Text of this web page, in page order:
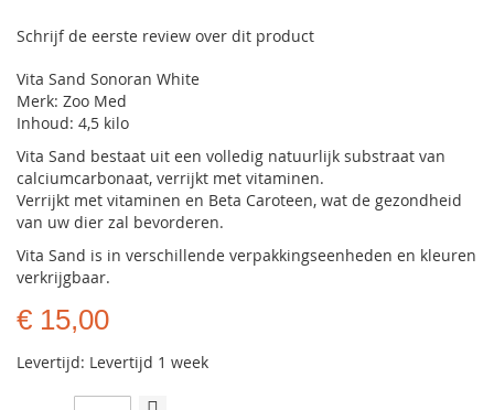
gallerij
Schrijf de eerste review over dit product
Vita Sand Sonoran White
Merk: Zoo Med
Inhoud: 4,5 kilo
Vita Sand bestaat uit een volledig natuurlijk substraat van
calciumcarbonaat, verrijkt met vitaminen.
Verrijkt met vitaminen en Beta Caroteen, wat de gezondheid
van uw dier zal bevorderen.
Vita Sand is in verschillende verpakkingseenheden en kleuren
verkrijgbaar.
€ 15,00
Levertijd: Levertijd 1 week